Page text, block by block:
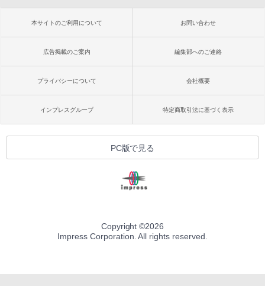
本サイトのご利用について お問い合わせ
広告掲載のご案内 編集部へのご連絡
プライバシーについて 会社概要
インプレスグループ 特定商取引法に基づく表示
PC版で見る
Copyright ©2026
Impress Corporation. All rights reserved.